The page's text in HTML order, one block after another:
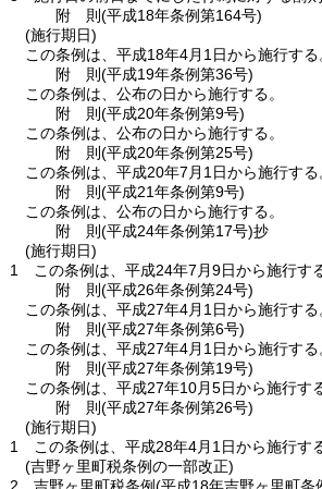
附 則(平成18年条例第164号)
(施行期日)
この条例は、平成18年4月1日から施行する
附 則(平成19年条例第36号)
この条例は、公布の日から施行する。
附 則(平成20年条例第9号)
この条例は、公布の日から施行する。
附 則(平成20年条例第25号)
この条例は、平成20年7月1日から施行する
附 則(平成21年条例第9号)
この条例は、公布の日から施行する。
附 則(平成24年条例第17号)抄
(施行期日)
1
この条例は、平成24年7月9日から施行する
附 則(平成26年条例第24号)
この条例は、平成27年4月1日から施行する
附 則(平成27年条例第6号)
この条例は、平成27年4月1日から施行する
附 則(平成27年条例第19号)
この条例は、平成27年10月5日から施行する
附 則(平成27年条例第26号)
(施行期日)
1
この条例は、平成28年4月1日から施行する
(吉野ヶ里町税条例の一部改正)